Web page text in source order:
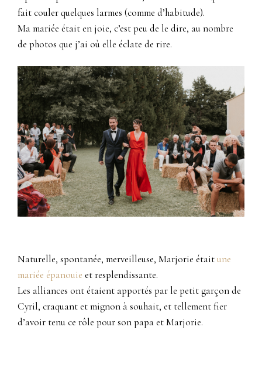
fait couler quelques larmes (comme d’habitude).
Ma mariée était en joie, c’est peu de le dire, au nombre
de photos que j’ai où elle éclate de rire.
Naturelle, spontanée, merveilleuse, Marjorie étaitune
mariée épanouie et resplendissante.
Les alliances ont étaient apportés par le petit garçon de
Cyril, craquant et mignon à souhait, et tellement fier
d’avoir tenu ce rôle pour son papa et Marjorie.